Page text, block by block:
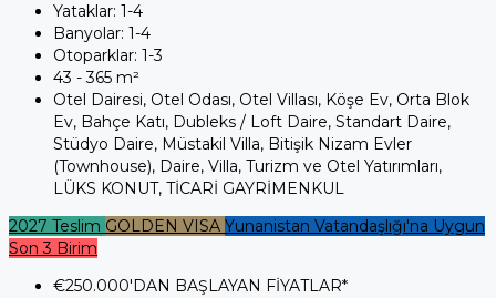
Yataklar: 1-4
Banyolar: 1-4
Otoparklar: 1-3
43 - 365 m²
Otel Dairesi, Otel Odası, Otel Villası, Köşe Ev, Orta Blok
Ev, Bahçe Katı, Dubleks / Loft Daire, Standart Daire,
Stüdyo Daire, Müstakil Villa, Bitişik Nizam Evler
(Townhouse), Daire, Villa, Turizm ve Otel Yatırımları,
LÜKS KONUT, TİCARİ GAYRİMENKUL
2027 Teslim GOLDEN VISA Yunanistan Vatandaşlığı'na Uygun
Son 3 Birim
€250.000'DAN BAŞLAYAN FİYATLAR*